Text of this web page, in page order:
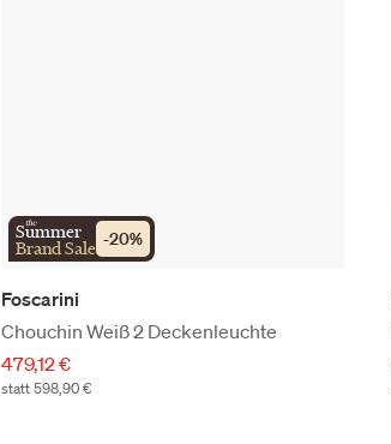
the
Summer
Brand Sale -20%
Foscarini
Chouchin Weiß 2 Deckenleuchte
479,12 €
statt 598,90 €